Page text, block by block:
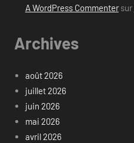
A WordPress Commentersur
Archives
août 2026
juillet 2026
juin 2026
mai 2026
avril 2026